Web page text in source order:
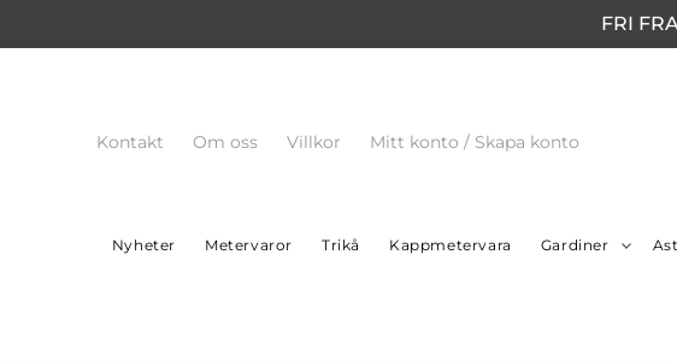
FRI
Kontakt Om oss Villkor Mitt konto / Skapa konto
Nyheter Metervaror Trikå Kappmetervara Gardiner